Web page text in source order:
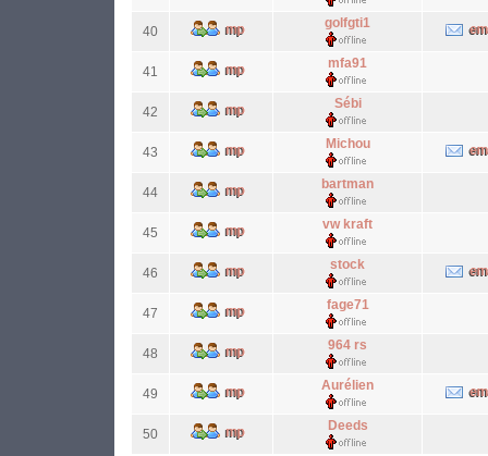
40
golfgti1
41
mfa91
42
Sébi
43
Michou
44
bartman
45
vw kraft
46
stock
47
fage71
48
964 rs
49
Aurélien
50
Deeds